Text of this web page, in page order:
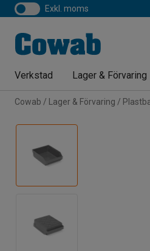
exkl. moms
Verkstad Lager & Förvaring
Cowab Lager & Förvaring